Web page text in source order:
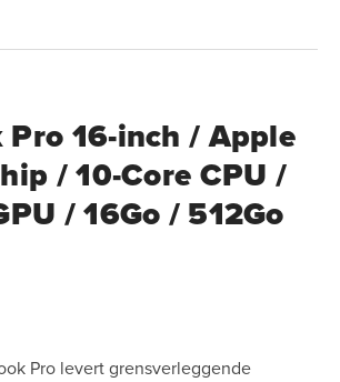
Pro 16-inch / Apple
/ 10-Core CPU /
/ 16Go / 512Go
Pro levert grensverleggende